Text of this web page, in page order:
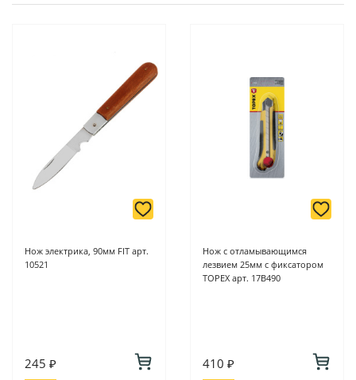
Нож электрика, 90мм FIT арт.
10521
245 ₽
Нож с отламывающимся
лезвием 25мм с фиксатором
TOPEX арт. 17B490
410 ₽